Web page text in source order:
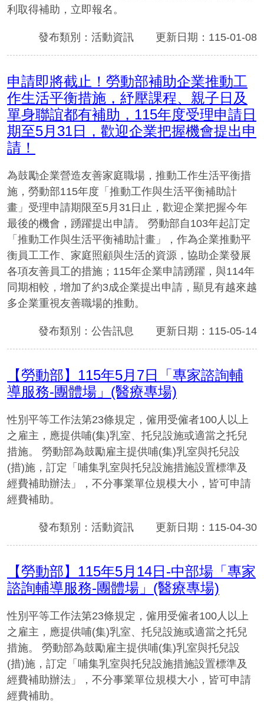
利取得補助，立即報名。
發布類別：活動資訊 更新日期：115-01-08
申請即將截止！勞動部補助企業推動工
作生活平衡措施，紓壓課程、親子日及
單身聯誼都有補助，115年度受理申請日
期至5月31日，歡迎企業把握機會提出申
請！
為鼓勵企業營造友善家庭職場，推動工作生活平衡措
施，勞動部115年度「推動工作與生活平衡補助計
畫」受理申請期限至5月31日止，歡迎企業把握今年
最後的機會，踴躍提出申請。 勞動部自103年起訂定
「推動工作與生活平衡補助計畫」，作為企業推動平
衡員工工作、家庭照顧與生活的資源，協助企業發展
各項友善員工的措施；115年企業申請踴躍，與114年
同期相較，增加了約3成企業提出申請，顯見有越來越
多企業重視友善職場的推動。
發布類別：公告訊息 更新日期：115-05-14
【勞動部】115年5月7日「專家諮詢輔
導服務-團體場」(醫療專場)
性別平等工作法第23條規定，僱用受僱者100人以上
之雇主，應提供哺(集)乳室、托兒設施或適當之托兒
措施。 勞動部為鼓勵雇主提供哺(集)乳室與托兒設
(措)施，訂定「哺集乳室與托兒設施措施設置標準及
經費補助辦法」，不分事業單位規模大小，皆可申請
經費補助。
發布類別：活動資訊 更新日期：115-04-30
【勞動部】115年5月14日-中部場「專家
諮詢輔導服務-團體場」(醫療專場)
性別平等工作法第23條規定，僱用受僱者100人以上
之雇主，應提供哺(集)乳室、托兒設施或適當之托兒
措施。 勞動部為鼓勵雇主提供哺(集)乳室與托兒設
(措)施，訂定「哺集乳室與托兒設施措施設置標準及
經費補助辦法」，不分事業單位規模大小，皆可申請
經費補助。